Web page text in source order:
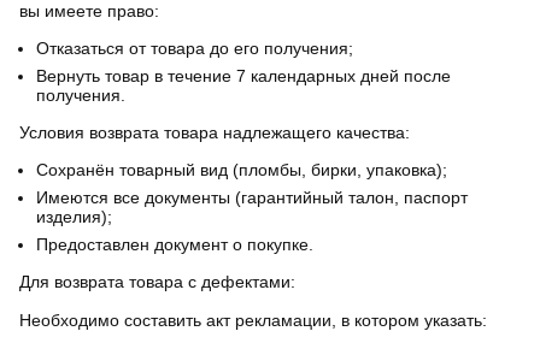
вы имеете право:
Отказаться от товара до его получения;
Вернуть товар в течение 7 календарных дней после
получения.
Условия возврата товара надлежащего качества:
Сохранён товарный вид (пломбы, бирки, упаковка);
Имеются все документы (гарантийный талон, паспорт
изделия);
Предоставлен документ о покупке.
Для возврата товара с дефектами:
Необходимо составить акт рекламации, в котором указать: